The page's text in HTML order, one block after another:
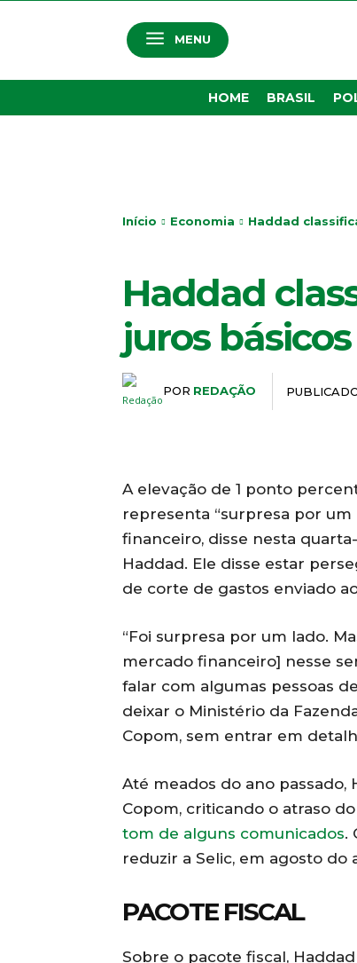
MENU
HOME BRASIL
Início Economia Haddad
Haddad
juros básicos
POR REDAÇÃO
A elevação de 1 ponto
representa “surpresa por um
financeiro, disse nesta
Haddad. Ele disse estar
de corte de gastos enviado
“Foi surpresa por um lado.
mercado financeiro] nesse
falar com algumas pessoas
deixar o Ministério da
Copom, sem entrar em
Até meados do ano
Copom, criticando o atraso
tom de alguns comunicados.
reduzir a Selic, em agosto do
PACOTE FISCAL
Sobre o pacote fiscal,